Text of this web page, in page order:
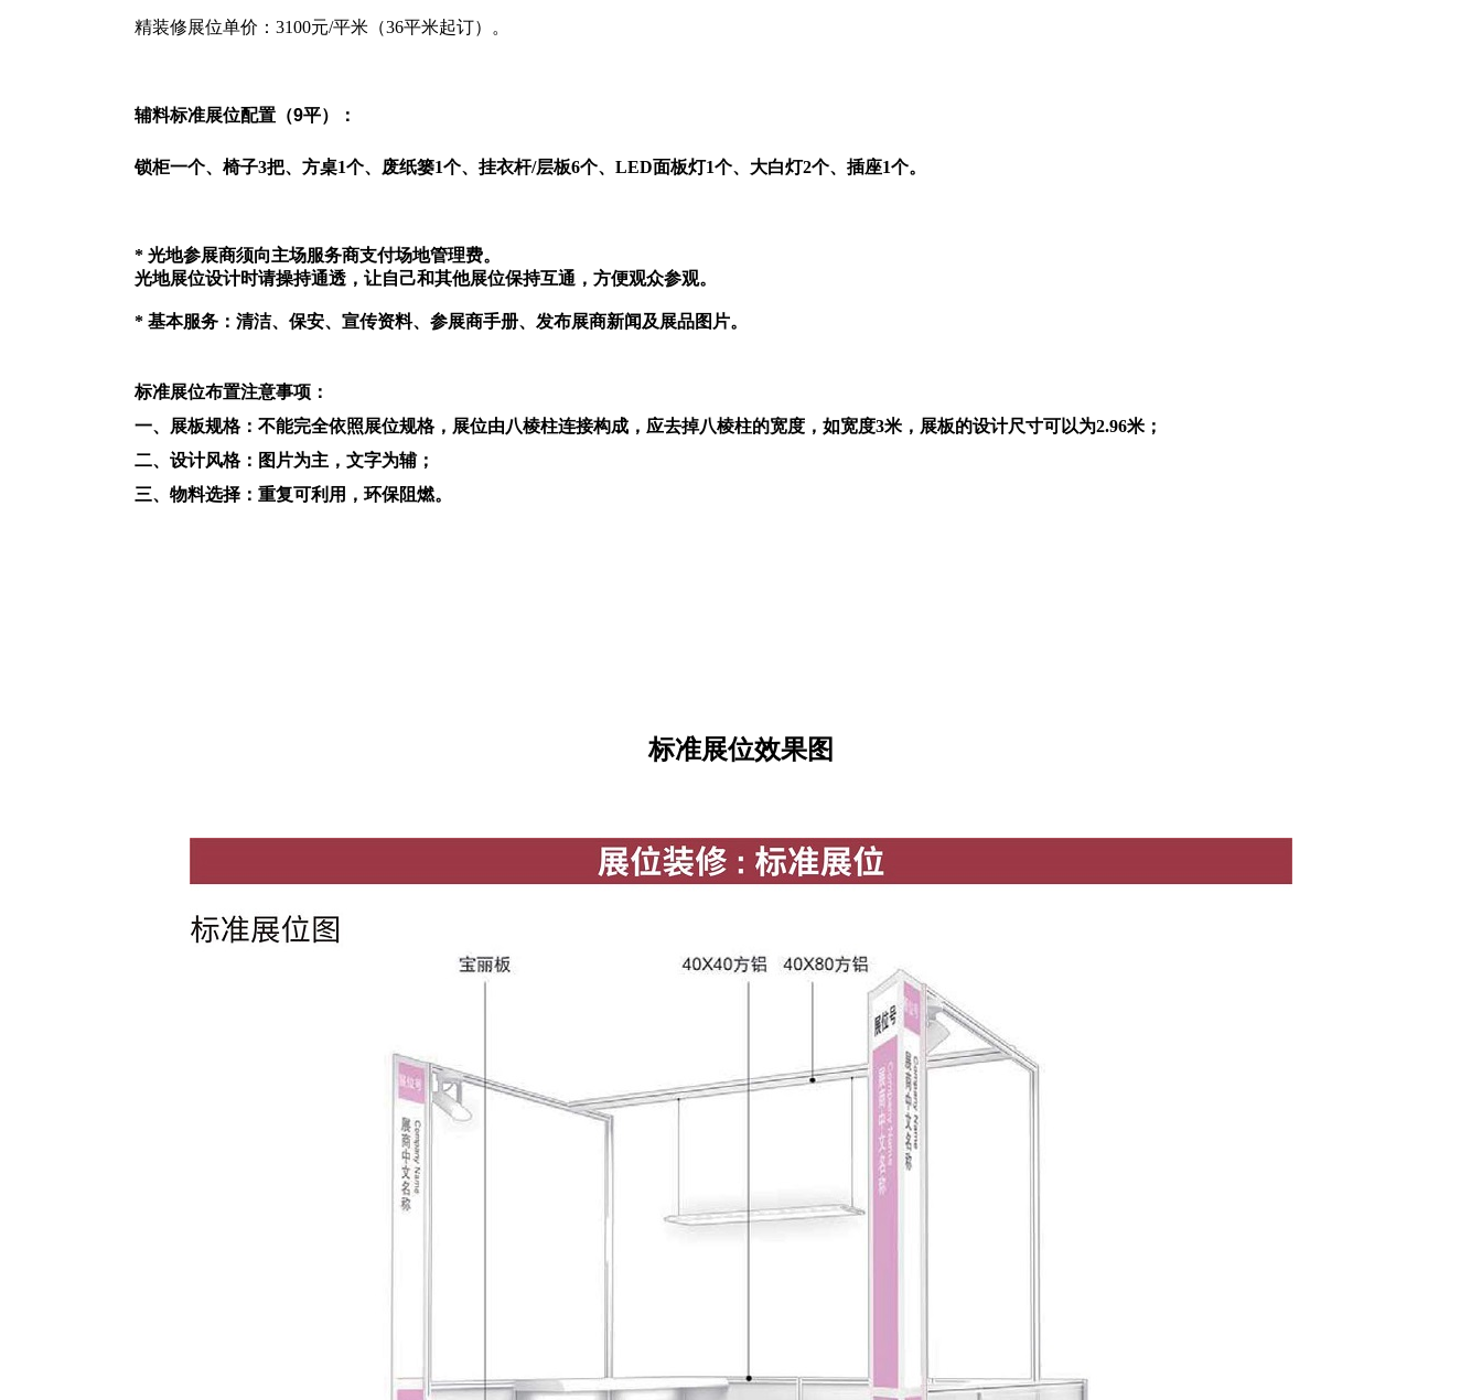
精装修展位单价： 3100元/平米（36平米起订）。
辅料标准展位配置（9平）：
锁柜一个、椅子3把、方桌1个、废纸篓1个、挂衣杆/层板6个、LED面板灯1个、大白灯2个、插座1个。
* 光地参展商须向主场服务商支付场地管理费。
光地展位设计时请操持通透，让自己和其他展位保持互通，方便观众参观。
* 基本服务：清洁、保安、宣传资料、参展商手册、发布展商新闻及展品图片。
标准展位布置注意事项：
一、展板规格：不能完全依照展位规格，展位由八棱柱连接构成，应去掉八棱柱的宽度，如宽度3米， 展板的设计尺寸可以为2.96米；
二、设计风格：图片为主，文字为辅；
三、物料选择：重复可利用，环保阻燃。
标准展位效果图